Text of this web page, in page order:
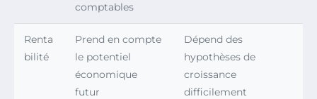
comptables
Renta
bilité
Prend en compte
le potentiel
économique
futur
Dépend des
hypothèses de
croissance
difficilement